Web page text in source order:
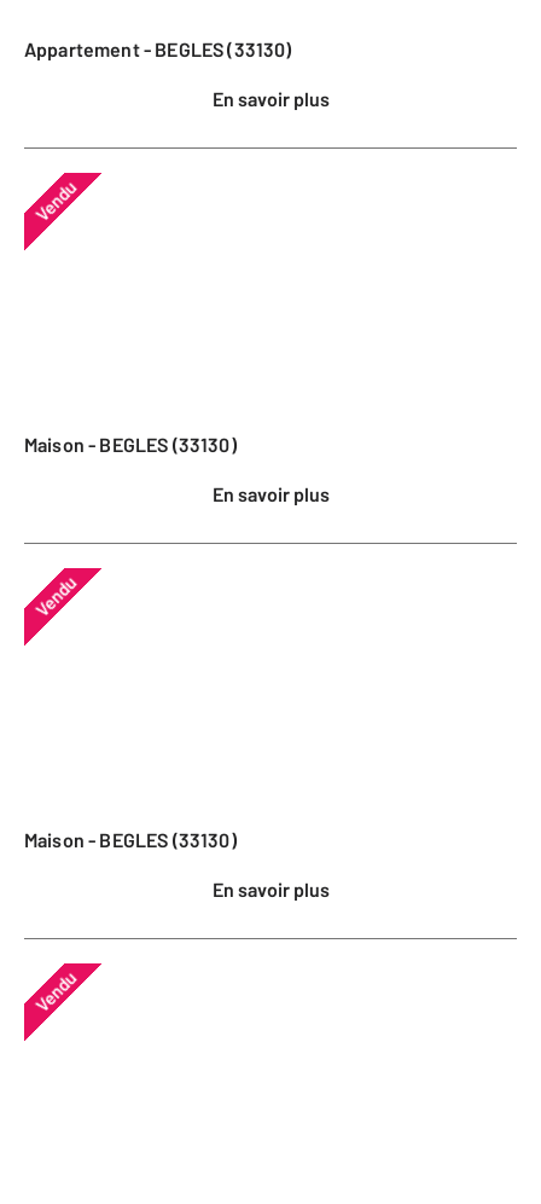
Appartement - BEGLES (33130)
En savoir plus
Vendu
Maison - BEGLES (33130)
En savoir plus
Vendu
Maison - BEGLES (33130)
En savoir plus
Vendu